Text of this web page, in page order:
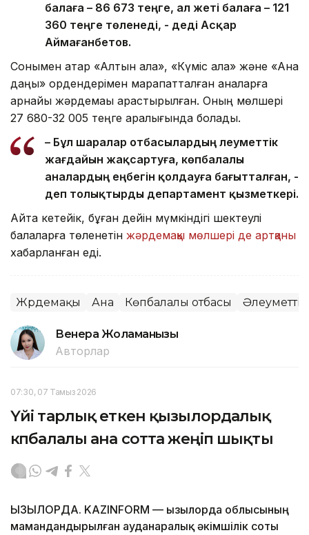
балаға – 86 673 теңге, ал жеті балаға – 121
360 теңге төленеді, - деді Асқар
Аймағанбетов.
Сонымен қатар «Алтын алқа», «Күміс алқа» және «Ана
даңқы» ордендерімен марапатталған аналарға
арнайы жәрдемақы қарастырылған. Оның мөлшері
27 680-32 005 теңге аралығында болады.
– Бұл шаралар отбасылардың әлеуметтік
жағдайын жақсартуға, көпбалалы
аналардың еңбегін қолдауға бағытталған, -
деп толықтырды департамент қызметкері.
Айта кетейік, бұған дейін мүмкіндігі шектеулі
балаларға төленетін жәрдемақы мөлшері де артқаны
хабарланған еді.
Жәрдемақы Ана Көпбалалы отбасы
Венера Жоламанқызы
Авторлар
07:30, 07 Тамыз 2026
Үйі тарлық еткен қызылордалық
көпбалалы ана сотта жеңіп шықты
ҚЫЗЫЛОРДА. KAZINFORM — Қызылорда облысының
мамандандырылған ауданаралық әкімшілік соты